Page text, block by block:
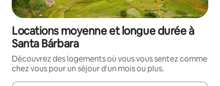
Locations moyenne et longue durée à
Santa Bárbara
Découvrez des logements où vous vous sentez comme
chez vous pour un séjour d'un mois ou plus.